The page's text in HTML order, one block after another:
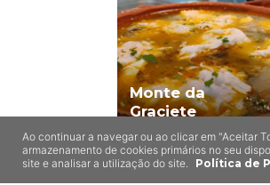
Monte da
Graciete
Évora
Ao continuar a navegar ou ao clicar em "Aceitar
armazenamento de cookies primários no seu
site e analisar a utilização do site.
Política de